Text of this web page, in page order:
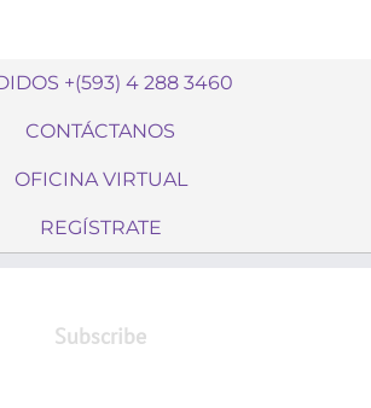
+(593) 4 288 3460
CONTÁCTANOS
OFICINA VIRTUAL
REGÍSTRATE
Subscribe